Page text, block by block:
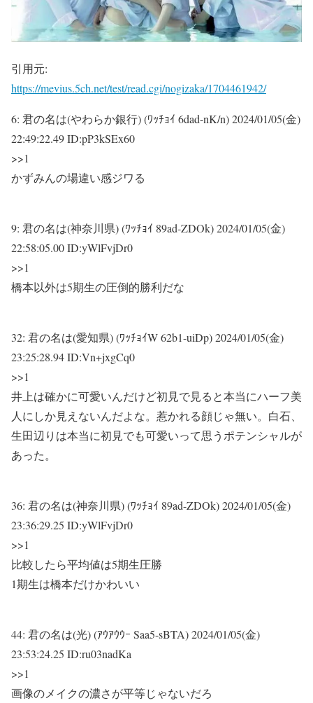
引用元:
https://mevius.5ch.net/test/read.cgi/nogizaka/1704461942/
6: 君の名は(やわらか銀行) (ﾜｯﾁｮｲ 6dad-nK/n)2024/01/05(金)
22:49:22.49 ID:pP3kSEx60
>>1
かずみんの場違い感ジワる
9: 君の名は(神奈川県) (ﾜｯﾁｮｲ 89ad-ZDOk)2024/01/05(金)
22:58:05.00 ID:yWlFvjDr0
>>1
橋本以外は5期生の圧倒的勝利だな
32: 君の名は(愛知県) (ﾜｯﾁｮｲW 62b1-uiDp)2024/01/05(金)
23:25:28.94 ID:Vn+jxgCq0
>>1
井上は確かに可愛いんだけど初見で見ると本当にハーフ美
人にしか見えないんだよな。惹かれる顔じゃ無い。白石、
生田辺りは本当に初見でも可愛いって思うポテンシャルが
あった。
36: 君の名は(神奈川県) (ﾜｯﾁｮｲ 89ad-ZDOk)2024/01/05(金)
23:36:29.25 ID:yWlFvjDr0
>>1
比較したら平均値は5期生圧勝
1期生は橋本だけかわいい
44: 君の名は(光) (ｱｳｱｳｳｰ Saa5-sBTA)2024/01/05(金)
23:53:24.25 ID:ru03nadKa
>>1
画像のメイクの濃さが平等じゃないだろ